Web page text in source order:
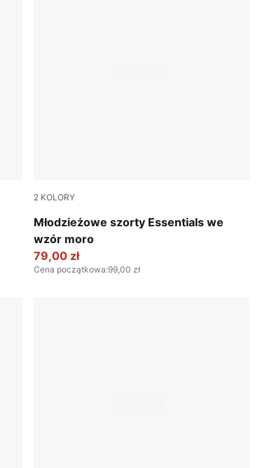
2 KOLORY
Młodzieżowe szorty Essentials we
wzór moro
Pebble Gray
79,00 zł
Cena początkowa:99,00 zł